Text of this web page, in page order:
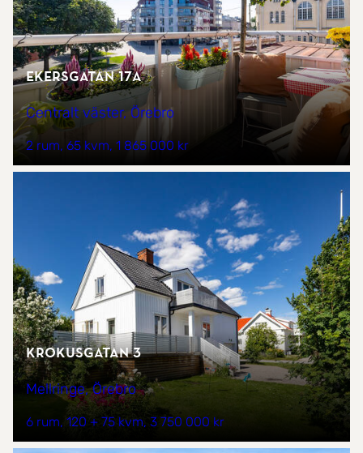
Ekersgatan 17A
Centralt väster, Örebro
2 rum 65 kvm 1 865 000 kr
Krokusgatan 3
Mellringe, Örebro
6 rum 120 + 75 kvm 3 750 000 kr